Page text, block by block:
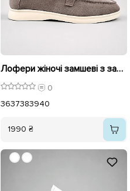
Лофери жіночі замшеві з застібкою 596665 Латте
0
3637383940
1990 ₴